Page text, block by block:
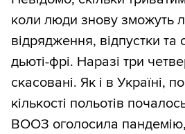
коли люди знову зможуть
відрядження, відпустки та
дьюті-фрі. Наразі три
скасовані. Як і в Україні,
кількості польотів
ВООЗ оголосила пандемію,